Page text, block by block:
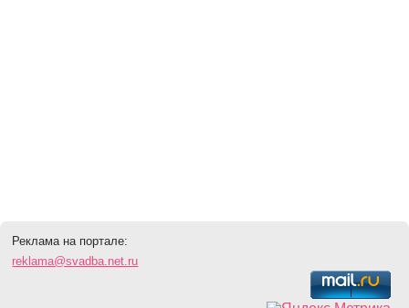
Реклама на портале:
reklama@svadba.net.ru